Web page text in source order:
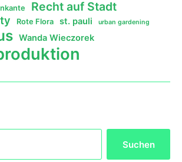
Recht auf Stadt
Rote Flora st. pauli urban gardening
Wanda Wieczorek